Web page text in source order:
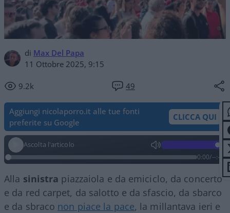
di Max Del Papa
11 Ottobre 2025, 9:15
9.2k 49
Aggiungi nicolaporro.it alle tue fonti
preferite su Google
CLICCA QUI
Ascolta l'articolo
0:00/--:--
Alla sinistra piazzaiola e da emiciclo, da concerto
e da red carpet, da salotto e da sfascio, da sbarco
e da sbraco non piace la pace, la millantava ieri e